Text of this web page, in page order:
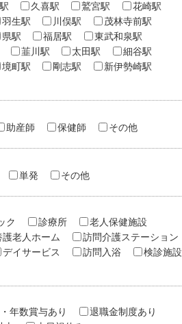
久喜駅 鷲宮駅
花崎駅
羽生駅 川俣駅
茂林寺前駅
県駅 福居駅
東武和泉駅
韮川駅 太田駅
細谷駅
境町駅 剛志駅
新伊勢崎駅
助産師 保健師 その他
単発 その他
ク 診療所
老人保健施設
護老人ホーム
訪問介護ステーション
デイサービス 訪問入浴
検診施設
年数賞与あり
退職金制度あり